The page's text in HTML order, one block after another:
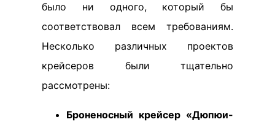
было ни одного, который бы
соответствовал всем требованиям.
Несколько различных проектов
крейсеров были тщательно
рассмотрены:
Броненосный крейсер «Дюпюи-